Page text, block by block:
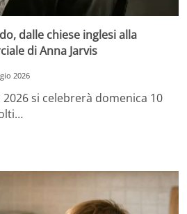
dalle chiese inglesi alla
di Anna Jarvis
2026
si celebrerà domenica 10